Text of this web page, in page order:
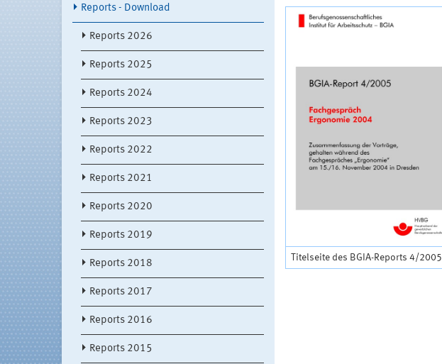
Reports - Download
Reports 2026
Reports 2025
Reports 2024
Reports 2023
Reports 2022
Reports 2021
Reports 2020
Reports 2019
Reports 2018
Reports 2017
Reports 2016
Reports 2015
Titelseite des BGIA-Reports 4/2005